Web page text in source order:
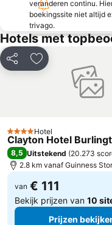
Drumcondra
Nancy Hands
Leopardstown
Terenure
The Curragh
Kilmainham Gaol
Dalkey Book Festival
veranderen continu.
boekingssite niet altijd
trivago.
Hotels met
Delen Toevoegen aan
4 SterrenHotel
Clayton Hotel
8,5 Uitstekend (20.273
2.8 km vanaf Guinness
van € 111
Bekijk prijzen van 10
Prijzen